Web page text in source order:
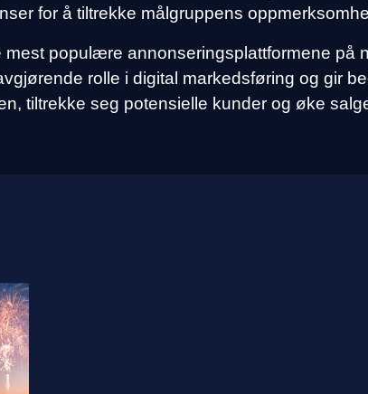
for å tiltrekke målgruppens
mest populære annonseringsplattformene på
rolle i digital markedsføring og gir
tiltrekke seg potensielle kunder og øke